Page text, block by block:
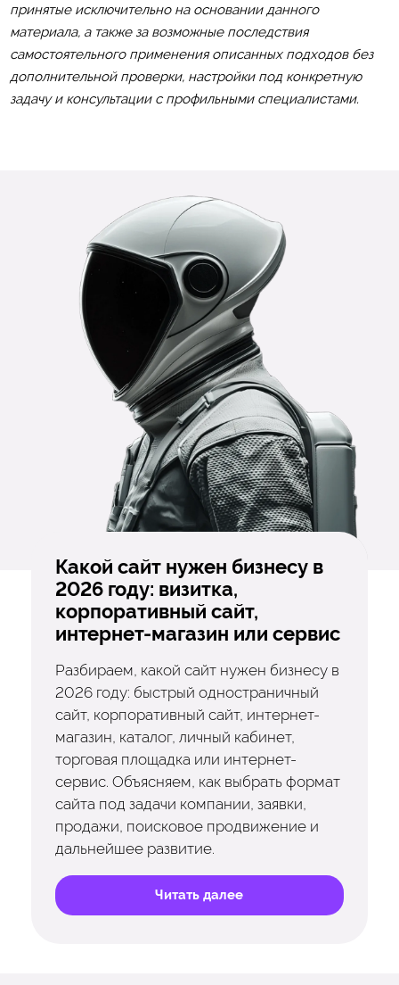
принятые исключительно на основании данного
материала, а также за возможные последствия
самостоятельного применения описанных подходов без
дополнительной проверки, настройки под конкретную
задачу и консультации с профильными специалистами.
Какой сайт нужен бизнесу в
2026 году: визитка,
корпоративный сайт,
интернет-магазин или сервис
Разбираем, какой сайт нужен бизнесу в
2026 году: быстрый одностраничный
сайт, корпоративный сайт, интернет-
магазин, каталог, личный кабинет,
торговая площадка или интернет-
сервис. Объясняем, как выбрать формат
сайта под задачи компании, заявки,
продажи, поисковое продвижение и
дальнейшее развитие.
Читать далее